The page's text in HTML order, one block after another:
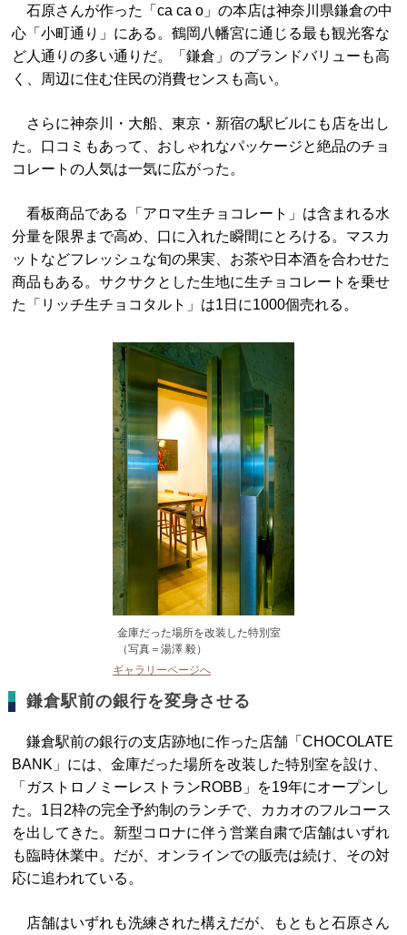
石原さんが作った「ca ca o」の本店は神奈川県鎌倉の中
心「小町通り」にある。鶴岡八幡宮に通じる最も観光客な
ど人通りの多い通りだ。「鎌倉」のブランドバリューも高
く、周辺に住む住民の消費センスも高い。
さらに神奈川・大船、東京・新宿の駅ビルにも店を出し
た。口コミもあって、おしゃれなパッケージと絶品のチョ
コレートの人気は一気に広がった。
看板商品である「アロマ生チョコレート」は含まれる水
分量を限界まで高め、口に入れた瞬間にとろける。マスカ
ットなどフレッシュな旬の果実、お茶や日本酒を合わせた
商品もある。サクサクとした生地に生チョコレートを乗せ
た「リッチ生チョコタルト」は1日に1000個売れる。
金庫だった場所を改装した特別室
（写真＝湯澤 毅）
ギャラリーページへ
鎌倉駅前の銀行を変身させる
鎌倉駅前の銀行の支店跡地に作った店舗「CHOCOLATE
BANK」には、金庫だった場所を改装した特別室を設け、
「ガストロノミーレストランROBB」を19年にオープンし
た。1日2枠の完全予約制のランチで、カカオのフルコース
を出してきた。新型コロナに伴う営業自粛で店舗はいずれ
も臨時休業中。だが、オンラインでの販売は続け、その対
応に追われている。
店舗はいずれも洗練された構えだが、もともと石原さん